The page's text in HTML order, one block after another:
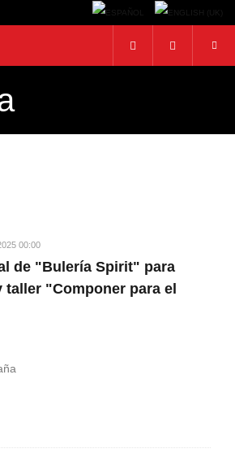
00:00
de "Bulería Spirit" para
"Componer para el